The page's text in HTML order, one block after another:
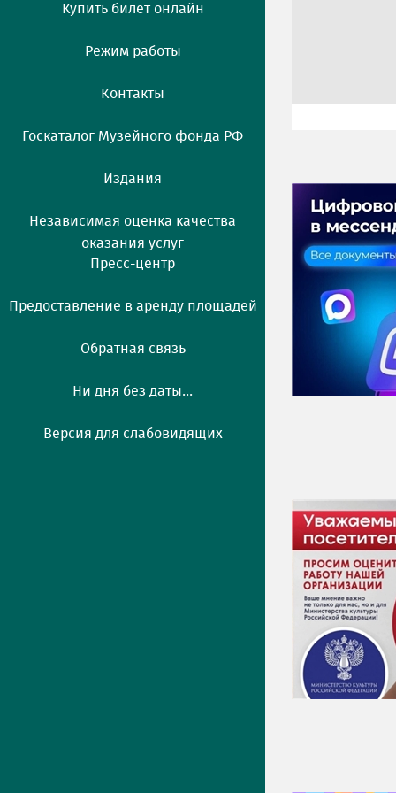
Купить билет онлайн
Режим работы
Контакты
Госкаталог Музейного фонда РФ
Издания
Независимая оценка качества
оказания услуг
Пресс-центр
Предоставление в аренду площадей
Обратная связь
Ни дня без даты...
Версия для слабовидящих